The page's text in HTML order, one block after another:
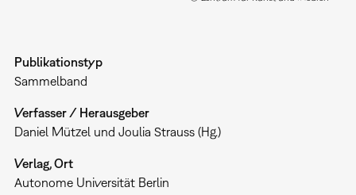
Publikationstyp
Sammelband
Verfasser / Herausgeber
Daniel Mützel und Joulia Strauss (Hg.)
Verlag, Ort
Autonome Universität Berlin